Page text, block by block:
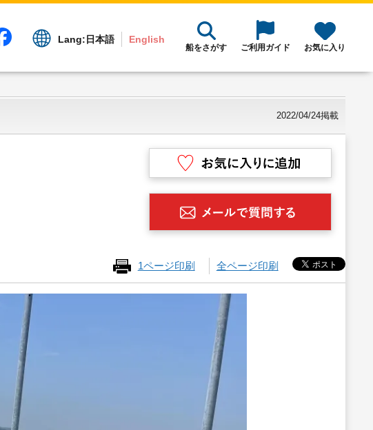
Lang: 日本語 English
船をさがす ご利用ガイド お気に入り
2022/04/24掲載
1ページ印刷 全ページ印刷